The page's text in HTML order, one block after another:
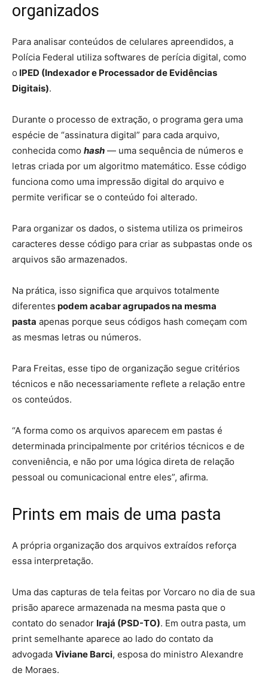
organizados
Para analisar conteúdos de celulares apreendidos, a
Polícia Federal utiliza softwares de perícia digital, como
o IPED (Indexador e Processador de Evidências
Digitais).
Durante o processo de extração, o programa gera uma
espécie de “assinatura digital” para cada arquivo,
conhecida como hash — uma sequência de números e
letras criada por um algoritmo matemático. Esse código
funciona como uma impressão digital do arquivo e
permite verificar se o conteúdo foi alterado.
Para organizar os dados, o sistema utiliza os primeiros
caracteres desse código para criar as subpastas onde os
arquivos são armazenados.
Na prática, isso significa que arquivos totalmente
diferentes podem acabar agrupados na mesma
pasta apenas porque seus códigos hash começam com
as mesmas letras ou números.
Para Freitas, esse tipo de organização segue critérios
técnicos e não necessariamente reflete a relação entre
os conteúdos.
“A forma como os arquivos aparecem em pastas é
determinada principalmente por critérios técnicos e de
conveniência, e não por uma lógica direta de relação
pessoal ou comunicacional entre eles”, afirma.
Prints em mais de uma pasta
A própria organização dos arquivos extraídos reforça
essa interpretação.
Uma das capturas de tela feitas por Vorcaro no dia de sua
prisão aparece armazenada na mesma pasta que o
contato do senador Irajá (PSD-TO). Em outra pasta, um
print semelhante aparece ao lado do contato da
advogada Viviane Barci, esposa do ministro Alexandre
de Moraes.